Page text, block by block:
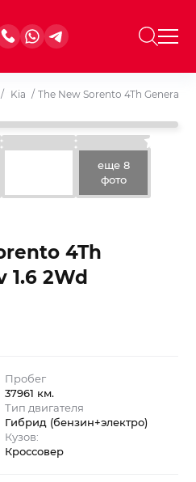
/ Kia / The New Sorento 4Th
еще 8
фото
4Th
1.6 2Wd
Пробег
37961 км.
Тип двигателя
Гибрид (бензин+электро)
Кузов:
Кроссовер